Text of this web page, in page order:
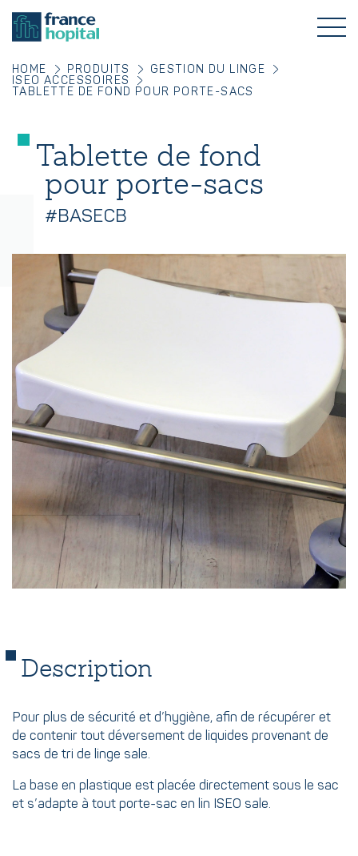
HOME PRODUITS
GESTION DU LINGE
ISEO ACCESSOIRES
TABLETTE DE FOND POUR PORTE-SACS
Tablette de fond
pour porte-sacs
#BASECB
Description
Pour plus de sécurité et d’hygiène, afin de récupérer et
de contenir tout déversement de liquides provenant de
sacs de tri de linge sale.
La base en plastique est placée directement sous le sac
et s’adapte à tout porte-sac en lin ISEO sale.